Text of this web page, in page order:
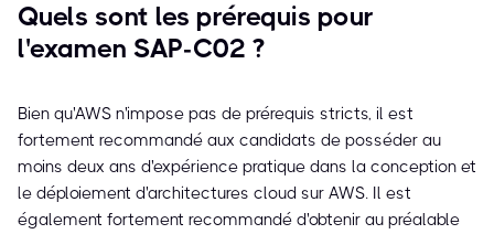
Quels sont les prérequis pour
l'examen SAP-C02 ?
Bien qu'AWS n'impose pas de prérequis stricts, il est
fortement recommandé aux candidats de posséder au
moins deux ans d'expérience pratique dans la conception et
le déploiement d'architectures cloud sur AWS. Il est
également fortement recommandé d'obtenir au préalable